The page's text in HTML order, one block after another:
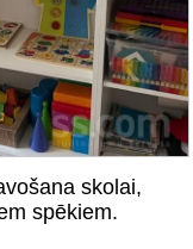
skolai,
spēkiem.